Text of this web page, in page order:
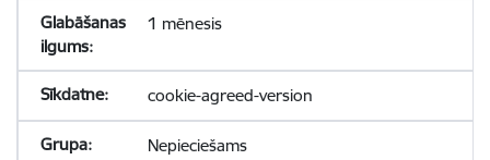
1 mēnesis
cookie-agreed-version
Nepieciešams